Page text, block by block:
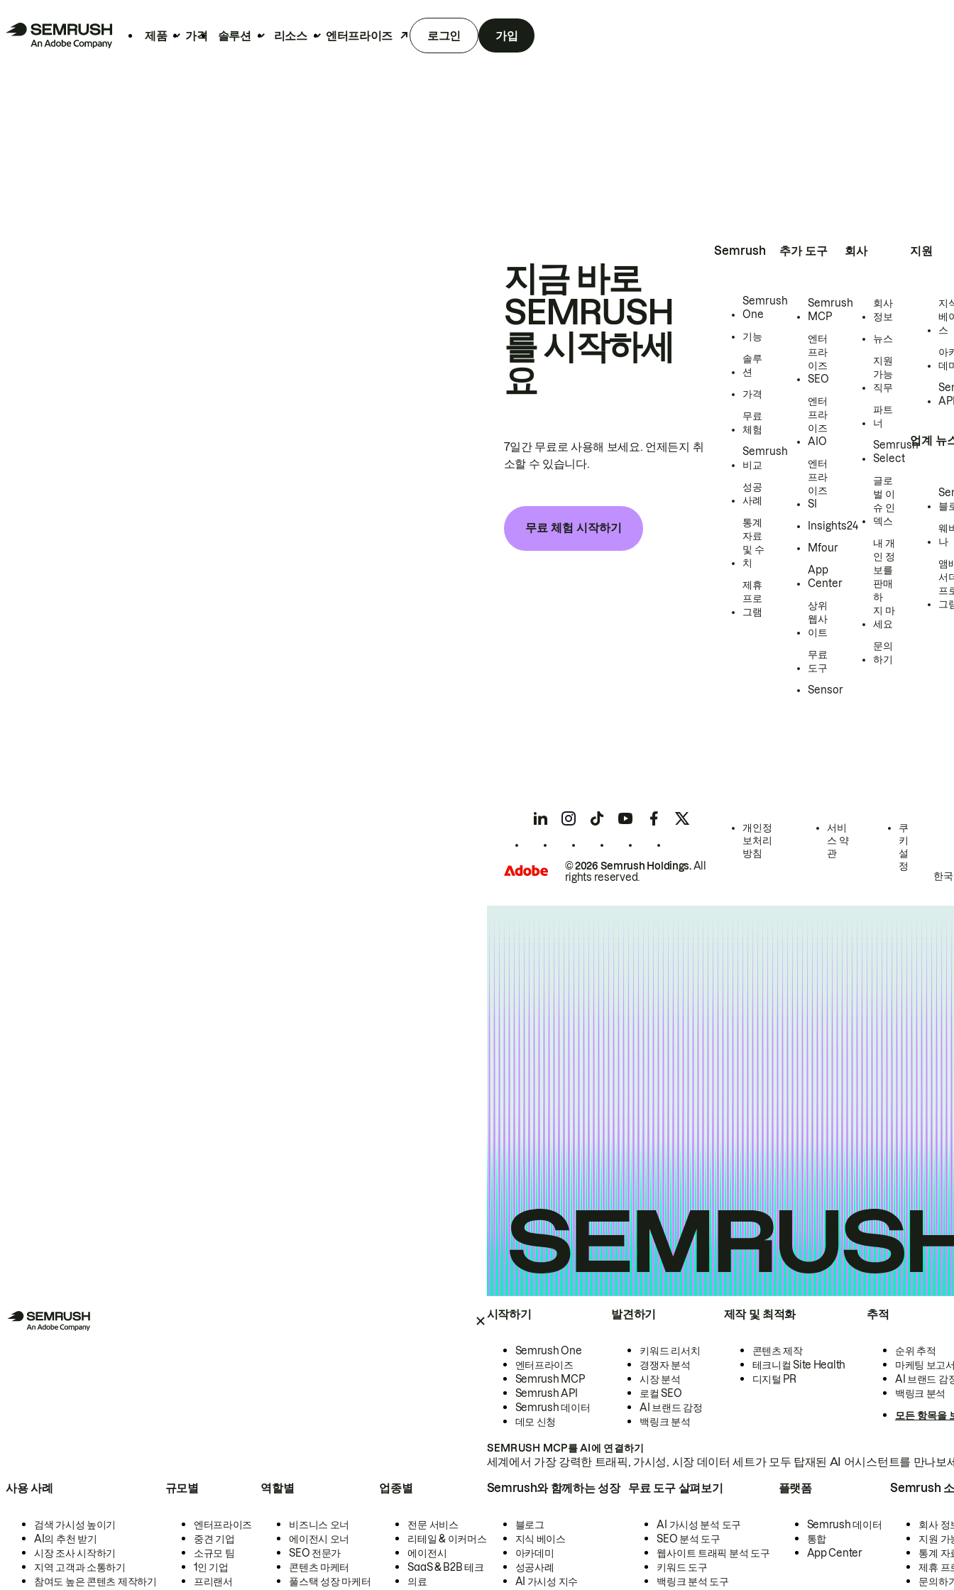
제품 가격 솔루션 리소스 엔터프라이즈 로그인 가입
시작하기
Semrush One
엔터프라이즈
Semrush MCP
Semrush API
Semrush 데이터
데모 신청
발견하기
키워드 리서치
경쟁자 분석
시장 분석
로컬 SEO
AI 브랜드 감정
백링크 분석
제작 및 최적화
콘텐츠 제작
테크니컬 Site Health
디지털 PR
추적
순위 추적
마케팅 보고
AI 브랜드 감
백링크 분석
모든 항목을
SEMRUSH MCP를 AI에 연결하기
세계에서 가장 강력한 트래픽, 가시성, 시장 데이터 세트가 모두 탑재된 AI 어시스턴트를 만나보
사용 사례
검색 가시성 높이기
AI의 추천 받기
시장 조사 시작하기
지역 고객과 소통하기
참여도 높은 콘텐츠 제작하기
규모별
엔터프라이즈
중견 기업
소규모 팀
1인 기업
프리랜서
역할별
비즈니스 오너
에이전시 오너
SEO 전문가
콘텐츠 마케터
풀스택 성장 마케터
업종별
전문 서비스
리테일 & 이커머스
에이전시
SaaS & B2B 테크
의료
Semrush와 함께하는 성장
블로그
지식 베이스
아카데미
성공사례
AI 가시성 지수
무료 도구 살펴보기
AI 가시성 분석 도구
SEO 분석 도구
웹사이트 트래픽 분석 도구
키워드 도구
백링크 분석 도구
플랫폼
Semrush 데이터
통합
App Center
Semrush
회사 정
지원 가
통계 자
제휴 프
문의하
지금 바로
SEMRUSH
를 시작하세
요
7일간 무료로 사용해 보세요. 언제든지 취
소할 수 있습니다.
무료 체험 시작하기
Semrush
Semrush
One
기능
솔루
션
가격
무료
체험
Semrush
비교
성공
사례
통계
자료
및 수
치
제휴
프로
그램
추가 도구
Semrush
MCP
엔터
프라
이즈
SEO
엔터
프라
이즈
AIO
엔터
프라
이즈
SI
Insights24
Mfour
App
Center
상위
웹사
이트
무료
도구
Sensor
회사
회사
정보
뉴스
지원
가능
직무
파트
너
Semrush
Select
글로
벌 이
슈 인
덱스
내 개
인 정
보를
판매
하
지 마
세요
문의
하기
지원
지
베
스
아
데
업계 뉴
블
웨
나
앰
서
프
그
© 2026 Semrush Holdings.All
rights reserved.
개인정
보처리
방침
서비
스 약
관
쿠
키
설
정
한